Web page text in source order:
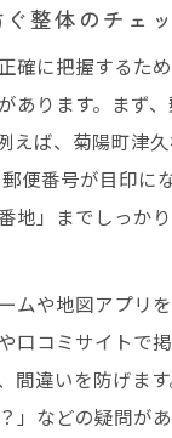
整体のチェ
確に把握するた
あります。まず
えば、菊陽町津
便番号が目印に
地」までしっか
ムや地図アプリ
口コミサイトで
間違いを防げま
」などの疑問が